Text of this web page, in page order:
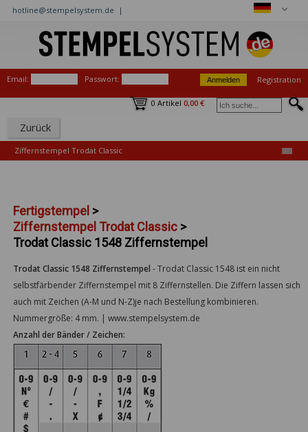
hotline@stempelsystem.de |
Email: Passwort: Registration
0 Artikel 0,00 €
Zurück
Ziffernstempel Trodat Classic
Fertigstempel >
Ziffernstempel Trodat Classic >
Trodat Classic 1548 Ziffernstempel
Trodat Classic 1548 Ziffernstempel -Trodat Classic 1548 ist ein nicht
selbstfärbender Ziffernstempel mit 8 Ziffernstellen. Die Ziffern lassen sich
auch mit Zeichen (A-M und N-Z)je nach Bestellung kombinieren.
Nummergröße: 4 mm. | www.stempelsystem.de
Anzahl der Bänder / Zeichen: